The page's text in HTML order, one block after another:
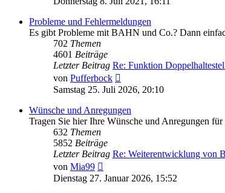
Probleme und Fehlermeldungen
Es gibt Probleme mit BAHN und Co.? Dann
702 Themen
4601 Beiträge
Letzter Beitrag Re: Funktion
von Pufferbock
Beitrag
Samstag 25. Juli 2026, 20:10
Wünsche und Anregungen
Tragen Sie hier Ihre Wünsche und Anregungen
632 Themen
5852 Beiträge
Letzter Beitrag Re: Weiterentwicklung von
von Mia99
Beitrag
Dienstag 27. Januar 2026, 15:52